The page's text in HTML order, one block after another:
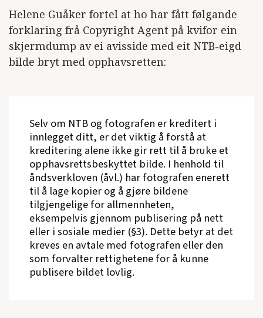
Helene Guåker fortel at ho har fått følgande
forklaring frå Copyright Agent på kvifor ein
skjermdump av ei avisside med eit NTB-eigd
bilde bryt med opphavsretten:
Selv om NTB og fotografen er kreditert i
innlegget ditt, er det viktig å forstå at
kreditering alene ikke gir rett til å bruke et
opphavsrettsbeskyttet bilde. I henhold til
åndsverkloven (åvl.) har fotografen enerett
til å lage kopier og å gjøre bildene
tilgjengelige for allmennheten,
eksempelvis gjennom publisering på nett
eller i sosiale medier (§3). Dette betyr at det
kreves en avtale med fotografen eller den
som forvalter rettighetene for å kunne
publisere bildet lovlig.